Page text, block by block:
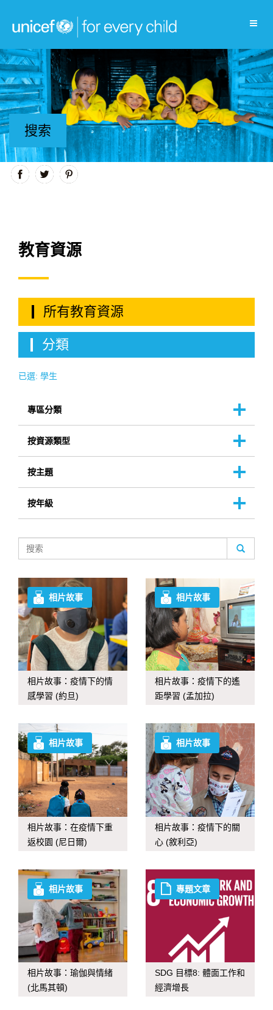
搜索
教育資源
所有教育資源
分類
已選: 學生
專區分類
按資源類型
按主題
按年級
相片故事
相片故事：疫情下的情
感學習 (約旦)
相片故事
相片故事：疫情下的遙
距學習 (孟加拉)
相片故事
相片故事：在疫情下重
返校園 (尼日爾)
相片故事
相片故事：疫情下的關
心 (敘利亞)
相片故事
相片故事：瑜伽與情緒
(北馬其頓)
專題文章
SDG 目標8: 體面工作和
經濟增長